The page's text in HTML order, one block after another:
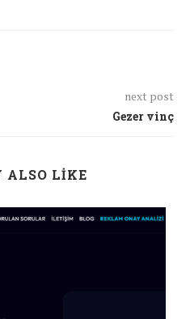
next post
Gezer vinç
ALSO LIKE